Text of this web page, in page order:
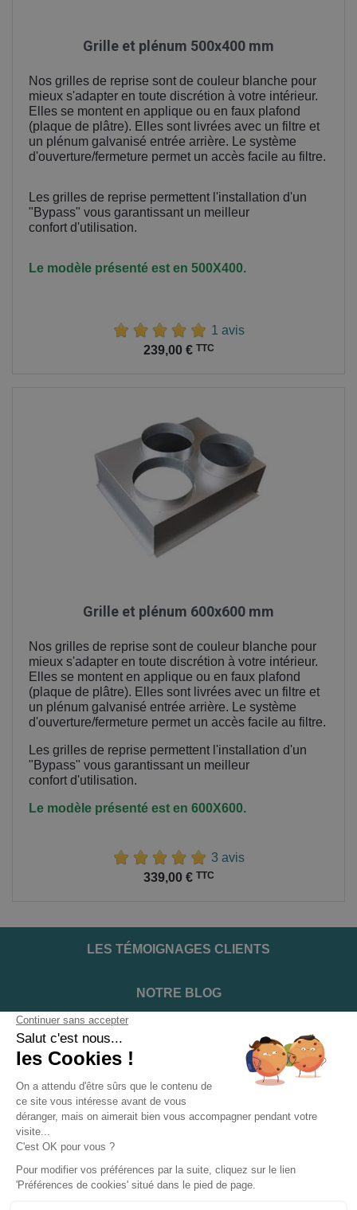
Grille et plénum 500x400 mm
Nos grilles de reprise sont de couleur blanche pour
mieux s'adapter en toute discrétion à votre intérieur.
Elles se montent en applique ou en faux plafond
(plaque de plâtre). Elles sont livrées avec un filtre et
un plénum galvanisé entrée arrière. Le système
d'ouverture/fermeture permet un accès facile au filtre.
Les grilles de reprise permettent l'installation d'un
"Bypass" vous garantissant un meilleur
confort d'utilisation.
Le modèle présenté est en 500X400.
1 avis
239,00 € TTC
Grille et plénum 600x600 mm
Nos grilles de reprise sont de couleur blanche pour
mieux s'adapter en toute discrétion à votre intérieur.
Elles se montent en applique ou en faux plafond
(plaque de plâtre). Elles sont livrées avec un filtre et
un plénum galvanisé entrée arrière. Le système
d'ouverture/fermeture permet un accès facile au filtre.
Les grilles de reprise permettent l'installation d'un
"Bypass" vous garantissant un meilleur
confort d'utilisation.
Le modèle présenté est en 600X600.
3 avis
339,00 € TTC
LES TÉMOIGNAGES CLIENTS
NOTRE BLOG
DEVENIR INSTALLATEUR
NOTRE SERVICE APRÈS VENTE
NOS PARTENAIRES OFFICIELS
INFORMATIONS ET CONDITIONS